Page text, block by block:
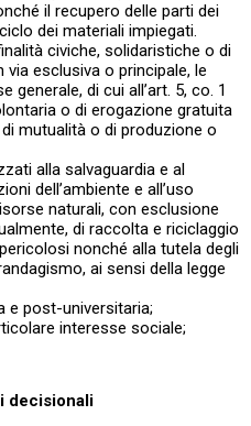
il recupero delle parti dei
dei materiali impiegati.
civiche, solidaristiche o di
esclusiva o principale, le
generale, di cui all’art. 5, co. 1
o di erogazione gratuita
mutualità o di produzione o
alla salvaguardia e al
dell’ambiente e all’uso
naturali, con esclusione
di raccolta e riciclaggio
nonché alla tutela degli
ai sensi della legge
e post-universitaria;
interesse sociale;
decisionali